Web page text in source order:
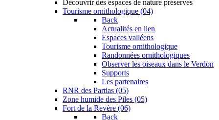
Découvrir des espaces de nature préservés
Tourisme ornithologique (04)
Back
Actualités en lien
Espaces valléens
Tourisme ornithologique
Randonnées ornithologiques
Observer les oiseaux dans le Verdon
Supports
Les partenaires
RNR des Partias (05)
Zone humide des Piles (05)
Fort de la Revère (06)
Back